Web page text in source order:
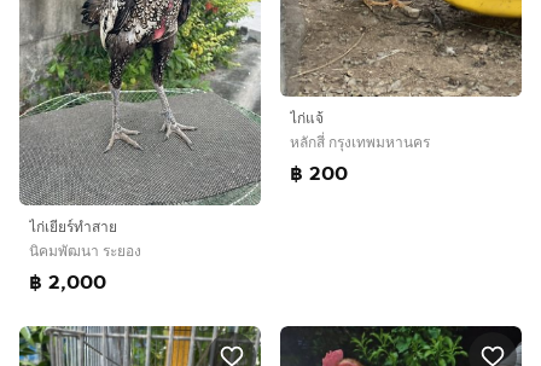
ไก่เยียร์ทำสาย
นิคมพัฒนา ระยอง
฿ 2,000
ไก่แจ้
หลักสี่ กรุงเทพมหานคร
฿ 200